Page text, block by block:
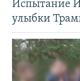
Испытание
улыбки